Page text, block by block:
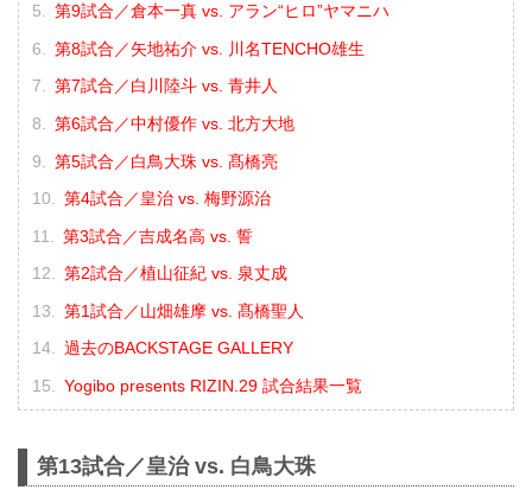
第9試合／倉本一真 vs. アラン“ヒロ”ヤマニハ
第8試合／矢地祐介 vs. 川名TENCHO雄生
第7試合／白川陸斗 vs. 青井人
第6試合／中村優作 vs. 北方大地
第5試合／白鳥大珠 vs. 髙橋亮
第4試合／皇治 vs. 梅野源治
第3試合／吉成名高 vs. 誓
第2試合／植山征紀 vs. 泉丈成
第1試合／山畑雄摩 vs. 髙橋聖人
過去のBACKSTAGE GALLERY
Yogibo presents RIZIN.29 試合結果一覧
第13試合／皇治 vs. 白鳥大珠